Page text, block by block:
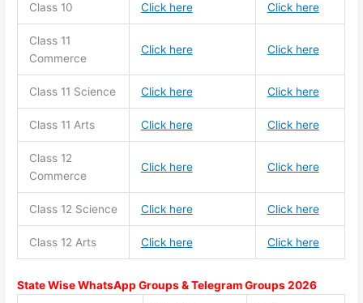
Class 10 Click here Click here
Class 11
Commerce
Click here Click here
Class 11 Science Click here Click here
Class 11 Arts Click here Click here
Class 12
Commerce
Click here Click here
Class 12 Science Click here Click here
Class 12 Arts Click here Click here
State Wise WhatsApp Groups & Telegram Groups 2026